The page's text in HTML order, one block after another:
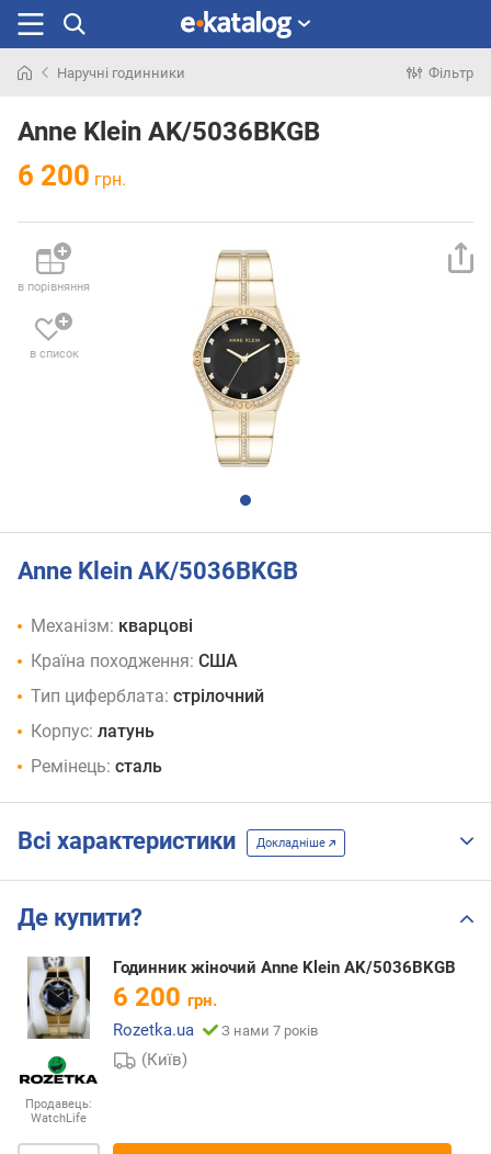
раніше
Наручні годинники Фільтр
Anne Klein AK/5036BKGB
6 200 грн.
в порівняння
в список
Anne Klein AK/5036BKGB
Механізм: кварцові
Країна походження: США
Тип циферблата: стрілочний
Корпус: латунь
Ремінець: сталь
Всі характеристики Докладніше
Де купити?
Продавець:
WatchLife
Годинник жіночий Anne Klein AK/5036BKGB
6 200 грн.
Rozetka.ua
З нами 7 років
(Київ)